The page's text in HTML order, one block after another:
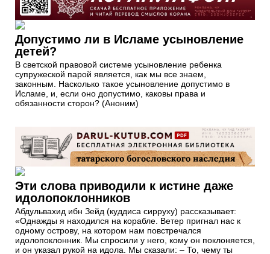
Допустимо ли в Исламе усыновление
детей?
В светской правовой системе усыновление ребенка
супружеской парой является, как мы все знаем,
законным. Насколько такое усыновление допустимо в
Исламе, и, если оно допустимо, каковы права и
обязанности сторон? (Аноним)
Эти слова приводили к истине даже
идолопоклонников
Абдульвахид ибн Зейд (куддиса сирруху) рассказывает:
«Однажды я находился на корабле. Ветер пригнал нас к
одному острову, на котором нам повстречался
идолопоклонник. Мы спросили у него, кому он поклоняется,
и он указал рукой на идола. Мы сказали: – То, чему ты